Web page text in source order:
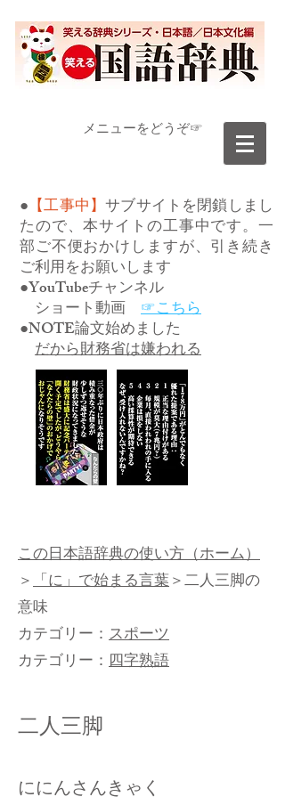
​メニューをどうぞ☞
● 【工事中】サブサイトを閉鎖しまし
たので、本サイトの工事中です。一
部ご不便おかけしますが、引き続き
ご利用をお願いします
●YouTubeチャンネル
ショート動画 ☞こちら
●NOTE論文始めました
だから財務省は嫌われる
この日本語辞典の使い方（ホーム）
＞「に」で始まる言葉＞二人三脚の
意味
カテゴリー： スポーツ
カテゴリー： 四字熟語
二人三脚
ににんさんきゃく